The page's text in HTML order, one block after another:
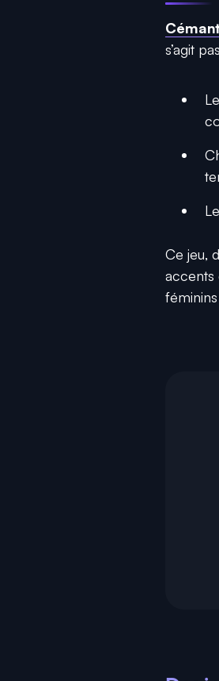
s’agit
Ce jeu,
accents